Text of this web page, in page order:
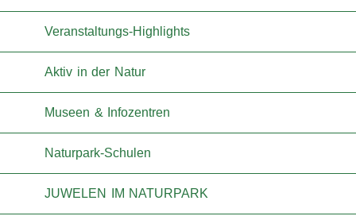
Veranstaltungs-Highlights
Aktiv in der Natur
Museen & Infozentren
Naturpark-Schulen
JUWELEN IM NATURPARK